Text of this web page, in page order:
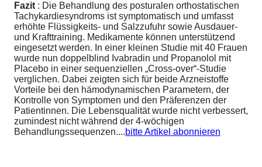
Fazit : Die Behandlung des posturalen orthostatischen
Tachykardiesyndroms ist symptomatisch und umfasst
erhöhte Flüssigkeits- und Salzzufuhr sowie Ausdauer-
und Krafttraining. Medikamente können unterstützend
eingesetzt werden. In einer kleinen Studie mit 40 Frauen
wurde nun doppelblind Ivabradin und Propanolol mit
Placebo in einer sequenziellen „Cross-over“-Studie
verglichen. Dabei zeigten sich für beide Arzneistoffe
Vorteile bei den hämodynamischen Parametern, der
Kontrolle von Symptomen und den Präferenzen der
Patientinnen. Die Lebensqualität wurde nicht verbessert,
zumindest nicht während der 4-wöchigen
Behandlungssequenzen....bitte Artikel abonnieren